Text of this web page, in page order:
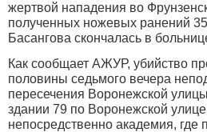
жертвой нападения во
полученных ножевых ранений
Басангова скончалась в
Как сообщает АЖУР, убийство
половины седьмого вечера
пересечения Воронежской
здании 79 по Воронежской
непосредственно академия, где